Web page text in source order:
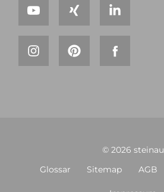
© 2026 steinau
Glossar Sitemap AGB